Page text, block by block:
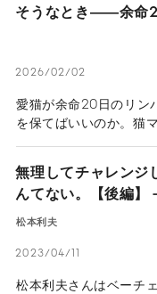
そうなとき――余命
2026/02/02
愛猫が余命20日のリン
を保てばいいのか。猫
無理してチャレンジ
んてない。【後編】
が原動力。EXILEメ
松本利夫
2023/04/11
松本利夫さんはベーチ